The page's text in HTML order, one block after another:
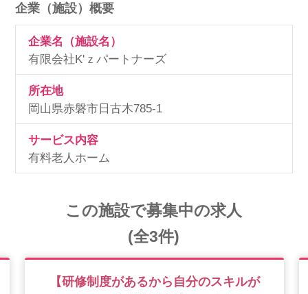
企業（施設）概要
企業名（施設名）
有限会社K'ｚパートナーズ
所在地
岡山県赤磐市日古木785-1
サービス内容
有料老人ホーム
この施設で募集中の求人
(全3件)
【研修制度があるから自分のスキルが